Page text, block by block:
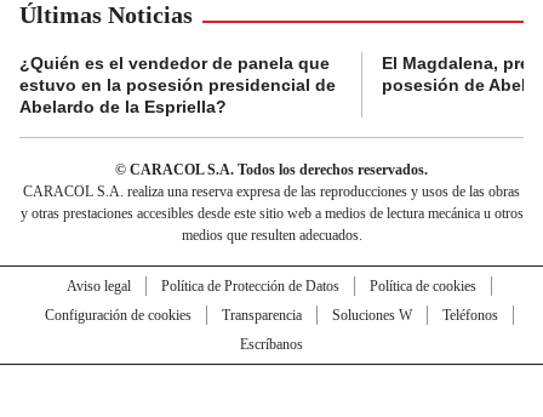
Últimas Noticias
¿Quién es el vendedor de panela que
estuvo en la posesión presidencial de
Abelardo de la Espriella?
El Magdalena,
posesión de
© CARACOL S.A. Todos los derechos reservados.
CARACOL S.A. realiza una reserva expresa de las reproducciones y usos de las obras
y otras prestaciones accesibles desde este sitio web a medios de lectura mecánica u otros
medios que resulten adecuados.
Aviso legal Política de Protección de Datos
Política de cookies
Configuración de cookies
Transparencia Soluciones W
Teléfonos
Escríbanos